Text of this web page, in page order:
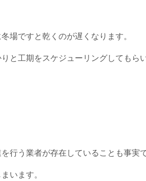
場ですと乾くのが遅くなります。
工期をスケジューリングしてもらい
行う業者が存在していることも事実で
います。